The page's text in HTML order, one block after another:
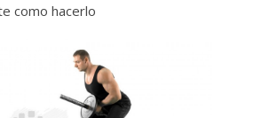
como hacerlo